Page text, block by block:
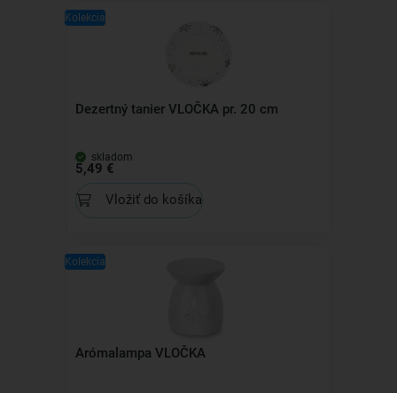
Kolekcia
Dezertný tanier VLOČKA pr. 20 cm
skladom
5,49 €
Vložiť do košíka
Kolekcia
Arómalampa VLOČKA